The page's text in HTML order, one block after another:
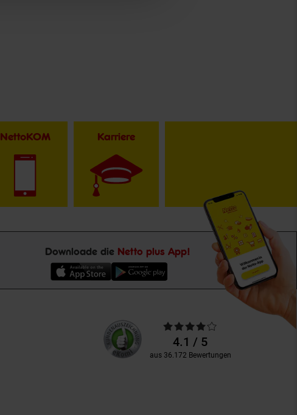
NettoKOM Karriere
Downloade die Netto plus App!
Unsere
Kundenbewertungen
Durchschnittliche
Bewertungen4.1 / 5
aus 36.172 Bewertungen